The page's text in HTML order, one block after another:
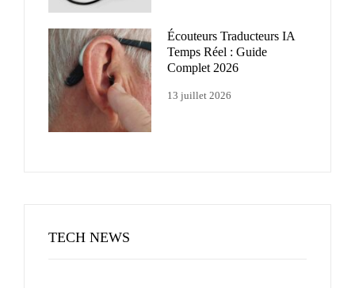
Écouteurs Traducteurs IA
Temps Réel : Guide
Complet 2026
13 juillet 2026
TECH NEWS